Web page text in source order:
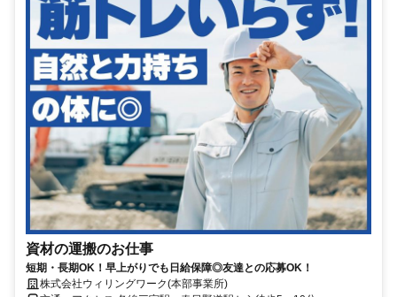
資材の運搬のお仕事
短期・長期OK！早上がりでも日給保障◎友達との応募OK！
株式会社ウィリングワーク(本部事業所)